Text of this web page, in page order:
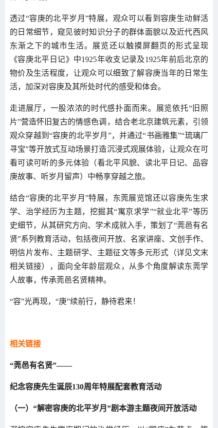
透过“容庚的北平岁月”特展，观众可以看到容庚生动鲜活
的日常细节，窥见彼时知识分子的群体面貌以及近代西风
东渐之下的城市生活。展览还以触摸屏翻页的形式呈现
《容庚北平日记》中1925年收支记录及1925年前后北京的
物价及生活程度，让观众可以细致了解容庚当年的日常生
活，加深对容庚及其所处时代的感受和体会。
走进展厅，一股浓浓的时代感扑面而来。展览依托“旧照
片”营造怀旧复古的情感色调，结合老北京建筑元素，引领
观众穿越到“容庚的北平岁月”，并通过“书画雅集”“琉璃厂
寻宝”等开放式互动场景打造沉浸式观展体验，让观众在可
看可读可听的多元体验（看北平风貌、读北平日记、品容
庚故事、听岁月留声）中畅享穿越之旅。
结合“容庚的北平岁月”特展，东莞展览馆还以容庚先生求
学、治学经历为主题，挖掘其“寓京求学”“就业北平”等历
史细节，从其研究方向、学术成就入手，策划了“莞邑有名
贤”系列教育活动，包括夜间开放、名家讲座、文创手作、
明信片发布、主题研学、主题征文等多元形式（详见文末
相关链接），面向全年龄层观众，从多个角度解读东莞学
人故事，传承莞邑名贤精神。
“容”光再现，“庚”续前行，静待君来！
相关链接
“莞邑有名贤”——
纪念容庚先生诞辰130周年特展配套教育活动
（一）“解密容庚的北平岁月”剧本游主题夜间开放活动